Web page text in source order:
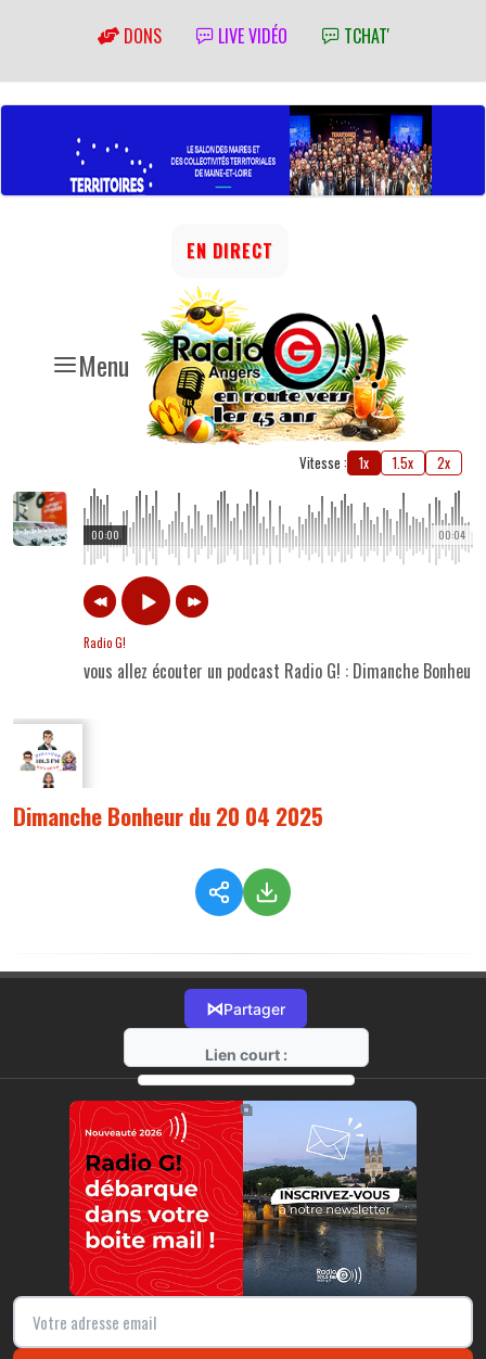
DONS LIVE VIDÉO TCHAT'
Menu
EN DIRECT
Vitesse : 1x 1.5x 2x
00:04
00:00
Radio G!
vous allez écouter un podcast Radio G! : Dimanche
Dimanche Bonheur du 20 04 2025
⋈Partager
Lien court :
https://radio-g.fr?17484
⧉